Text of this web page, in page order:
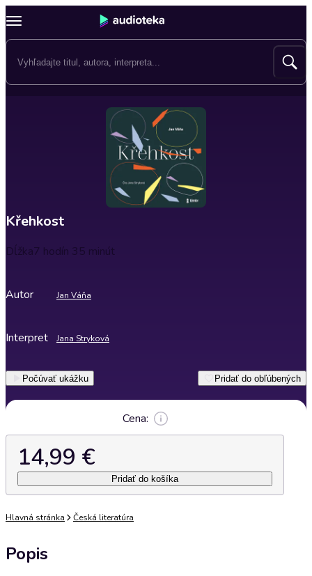
Křehkost
Dĺžka7 hodín 35 minút
Autor Jan Váňa
Interpret Jana Stryková
Počúvať ukážku Pridať do obľúbených
Cena:
14,99 €
Pridať do košíka
Hlavná stránka Česká literatúra
Popis